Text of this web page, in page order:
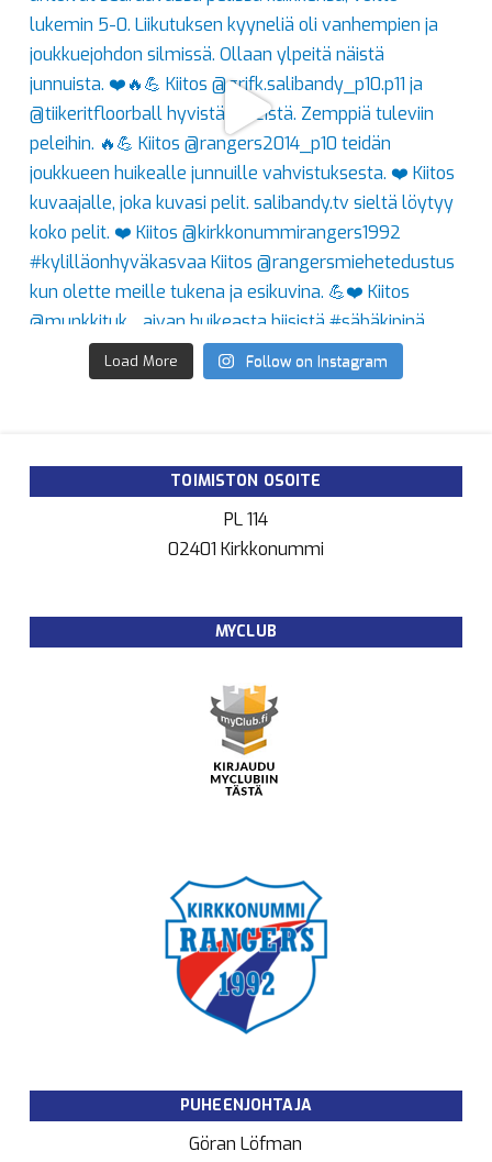
Load More Follow on Instagram
TOIMISTON OSOITE
PL 114
02401 Kirkkonummi
MYCLUB
PUHEENJOHTAJA
Göran Löfman